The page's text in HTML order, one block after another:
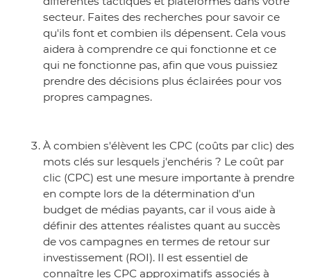
secteur. Faites des recherches pour savoir ce
qu'ils font et combien ils dépensent. Cela vous
aidera à comprendre ce qui fonctionne et ce
qui ne fonctionne pas, afin que vous puissiez
prendre des décisions plus éclairées pour vos
propres campagnes.
À combien s'élèvent les CPC (coûts par clic) des
mots clés sur lesquels j'enchéris ? Le coût par
clic (CPC) est une mesure importante à prendre
en compte lors de la détermination d'un
budget de médias payants, car il vous aide à
définir des attentes réalistes quant au succès
de vos campagnes en termes de retour sur
investissement (ROI). Il est essentiel de
connaître les CPC approximatifs associés à